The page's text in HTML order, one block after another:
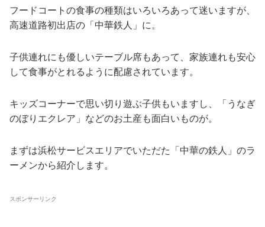
フードコートの食事の種類はいろいろあって迷いますが、
高速道路初出店の「中華鉄人」に。
子供連れにも優しいテーブル席もあって、家族連れも安心
して食事がとれるように配慮されています。
キッズコーナーで思い切り遊ぶ子供もいますし、「うなぎ
のぼりエクレア」などのお土産も面白いものが。
まずは浜松サービスエリアでいただた「中華の鉄人」のラ
ーメンから紹介します。
スポンサーリンク